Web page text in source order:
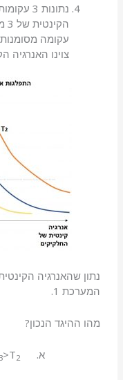
נתונות
עקומה
צוינו האנרגיה
המערכת 1.
מהו ההיגד הנכון?
א. T 3>T2